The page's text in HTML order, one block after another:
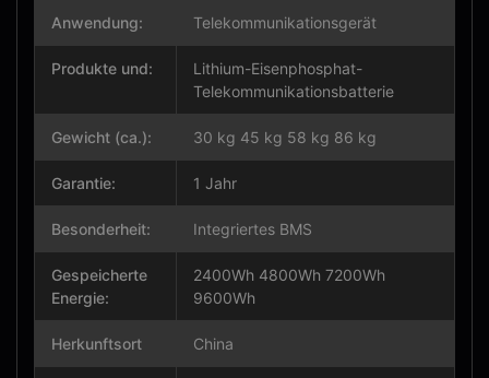
Anwendung: Telekommunikationsgerät
Produkte und:
Lithium-Eisenphosphat-
Telekommunikationsbatterie
Gewicht (ca.): 30 kg 45 kg 58 kg 86 kg
Garantie: 1 Jahr
Besonderheit: Integriertes BMS
Gespeicherte
Energie:
2400Wh 4800Wh 7200Wh
9600Wh
Herkunftsort China